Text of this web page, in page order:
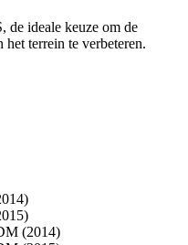
de ideale keuze om de
terrein te verbeteren.
(2014)